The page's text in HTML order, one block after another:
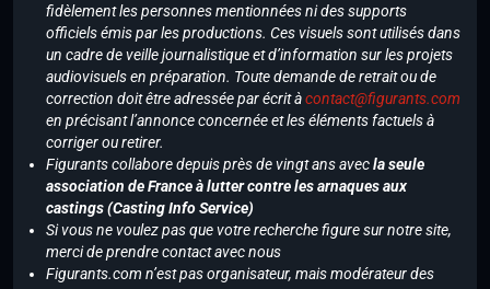
fidèlement les personnes mentionnées ni des supports
officiels émis par les productions. Ces visuels sont utilisés dans
un cadre de veille journalistique et d’information sur les projets
audiovisuels en préparation. Toute demande de retrait ou de
correction doit être adressée par écrit àcontact@figurants.com
en précisant l’annonce concernée et les éléments factuels à
corriger ou retirer.
Figurants collabore depuis près de vingt ans avecla seule
association de France à lutter contre les arnaques aux
castings (Casting Info Service)
Si vous ne voulez pas que votre recherche figure sur notre site,
merci de prendre contact avec nous
Figurants.com n’est pas organisateur, mais modérateur des